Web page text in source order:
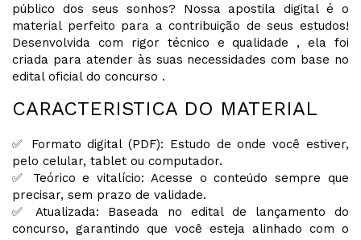
público dos seus sonhos? Nossa apostila digital é o
material perfeito para a contribuição de seus estudos!
Desenvolvida com rigor técnico e qualidade , ela foi
criada para atender às suas necessidades com base no
edital oficial do concurso .
CARACTERISTICA DO MATERIAL
✅ Formato digital (PDF): Estudo de onde você estiver,
pelo celular, tablet ou computador.
✅ Teórico e vitalício: Acesse o conteúdo sempre que
precisar, sem prazo de validade.
✅ Atualizada: Baseada no edital de lançamento do
concurso, garantindo que você esteja alinhado com o